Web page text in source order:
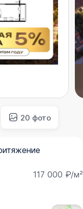
20 фото
117 000 ₽/м²